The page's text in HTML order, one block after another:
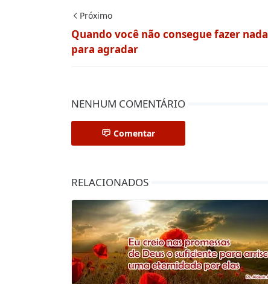
Próximo
Quando você não consegue fazer nada
para agradar
NENHUM COMENTÁRIO
Comentar
RELACIONADOS